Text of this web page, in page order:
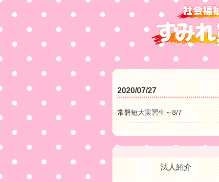
2020/07/27
常磐短大実習生～8/7
法人紹介